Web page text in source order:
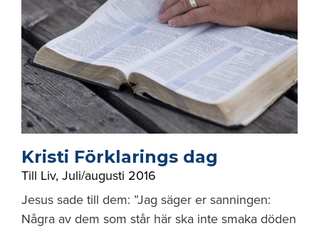
Kristi Förklarings dag
Till Liv, Juli/augusti 2016
Jesus sade till dem: ”Jag säger er sanningen:
Några av dem som står här ska inte smaka döden